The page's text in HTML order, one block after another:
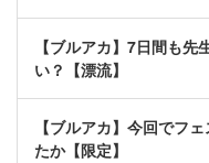
【ブルアカ】7日間も
い？【漂流】
【ブルアカ】今回でフ
たか【限定】